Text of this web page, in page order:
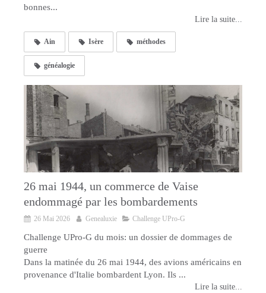
bonnes...
Lire la suite...
Ain Isère méthodes
généalogie
26 mai 1944, un commerce de Vaise
endommagé par les bombardements
26 Mai 2026 Genealuxie Challenge UPro-G
Challenge UPro-G du mois: un dossier de dommages de
guerre
Dans la matinée du 26 mai 1944, des avions américains en
provenance d'Italie bombardent Lyon. Ils ...
Lire la suite...